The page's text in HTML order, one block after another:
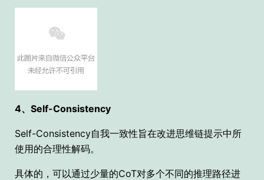
4、Self-Consistency
Self-Consistency自我一致性旨在改进思维链提示中所
使用的合理性解码。
具体的，可以通过少量的CoT对多个不同的推理路径进